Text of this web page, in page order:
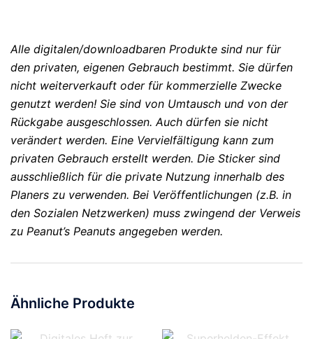
Alle digitalen/downloadbaren Produkte sind nur für
den privaten, eigenen Gebrauch bestimmt. Sie dürfen
nicht weiterverkauft oder für kommerzielle Zwecke
genutzt werden! Sie sind von Umtausch und von der
Rückgabe ausgeschlossen. Auch dürfen sie nicht
verändert werden. Eine Vervielfältigung kann zum
privaten Gebrauch erstellt werden. Die Sticker sind
ausschließlich für die private Nutzung innerhalb des
Planers zu verwenden. Bei Veröffentlichungen (z.B. in
den Sozialen Netzwerken) muss zwingend der Verweis
zu Peanut’s Peanuts angegeben werden.
Ähnliche Produkte